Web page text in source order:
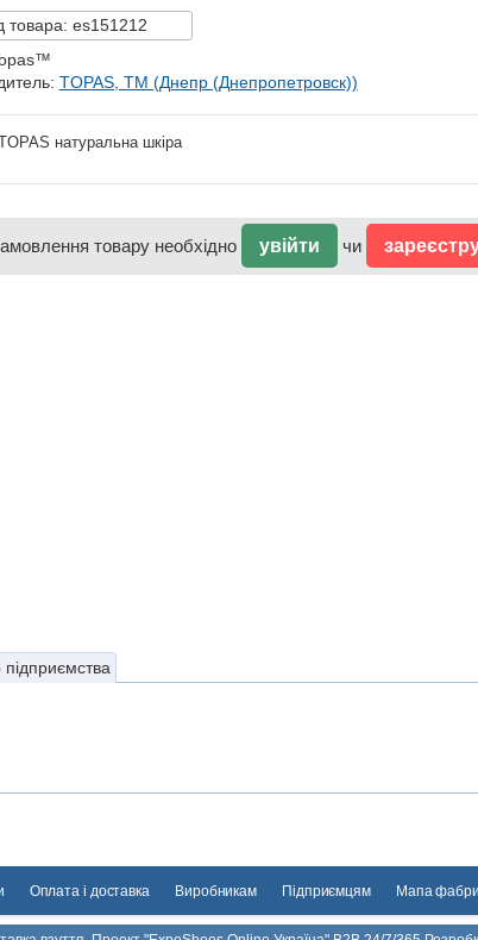
товара: es151212
TOPAS, TM (Днепр (Днепропетровск))
натуральна шкіра
товару необхідно увійти чи
Оплата і доставка Виробникам Підприємцям Мапа